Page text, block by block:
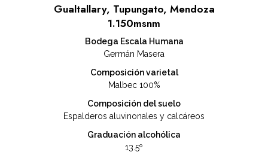
Gualtallary, Tupungato, Mendoza
1.150msnm
Bodega Escala Humana
Germán Masera
Composición varietal
Malbec 100%
Composición del suelo
Espalderos aluvinonales y calcáreos
Graduación alcohólica
13.5º